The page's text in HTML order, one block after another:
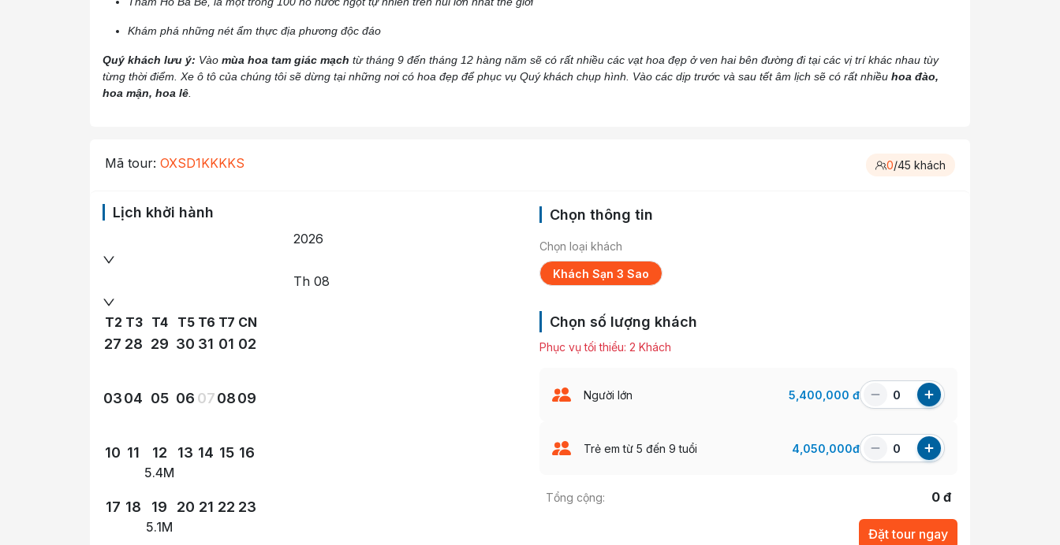
Khám phá những nét ẩm thực địa phương độc đáo
Quý khách lưu ý: Vào mùa hoa tam giác mạch từ tháng 9 đến tháng 12 hàng năm sẽ có rất nhiều các vạt hoa đẹp ở ven hai bên đường đi tại các vị trí khác nhau tùy
từng thời điểm. Xe ô tô của chúng tôi sẽ dừng tại những nơi có hoa đẹp để phục vụ Quý khách chụp hình. Vào các dịp trước và sau tết âm lịch sẽ có rất nhiều hoa đào,
hoa mận, hoa lê
Mã tour: OXSD1KKKKS 0/45 khách
Lịch khởi hành
2026
Th 08
T2 T3 T4 T5 T6 T7 CN
27 28 29 30 31 01 02
0304 05 06 070809
10 11 12
5.4M
13 14 15 16
17 18 19
5.1M
20 21 22 23
Chọn thông tin
Chọn loại khách
Khách Sạn 3 Sao
Chọn số lượng khách
Phục vụ tối thiểu: 2 Khách
Người lớn 5,400,000 đ
Trẻ em từ 5 đến 9 tuổi 4,050,000đ
Tổng cộng: 0 đ
Đặt tour ngay